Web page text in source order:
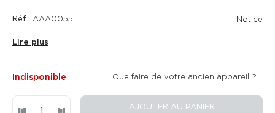
Réf : AAA0055 Notice
Lire plus
Indisponible Que faire de votre ancien appareil ?
AJOUTER AU PANIER